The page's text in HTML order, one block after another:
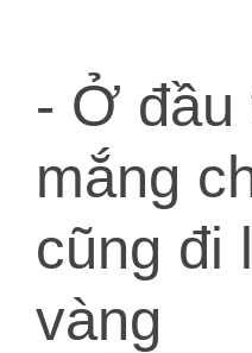
- Ở đầu
mắng
cũng đi
vàng